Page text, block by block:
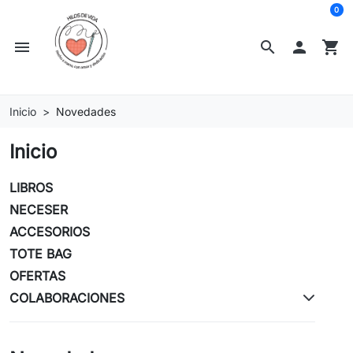
search
menu  shopping_cart
0
Inicio Novedades
Inicio
LIBROS
NECESER
ACCESORIOS
TOTE BAG
OFERTAS
COLABORACIONES